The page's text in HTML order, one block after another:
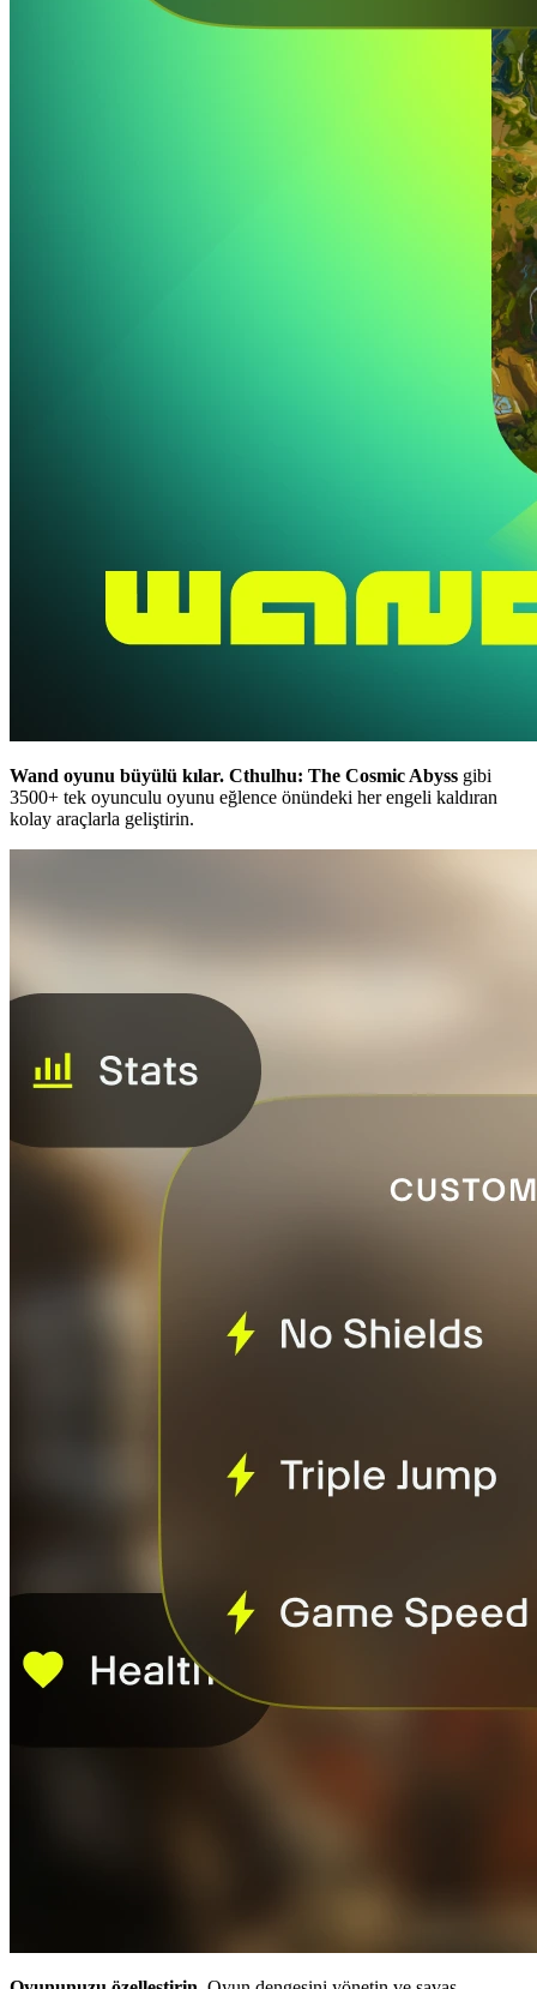
Wand oyunu büyülü kılar. Cthulhu: The Cosmic Abyss gibi
3500+ tek oyunculu oyunu eğlence önündeki her engeli kaldıran
kolay araçlarla geliştirin.